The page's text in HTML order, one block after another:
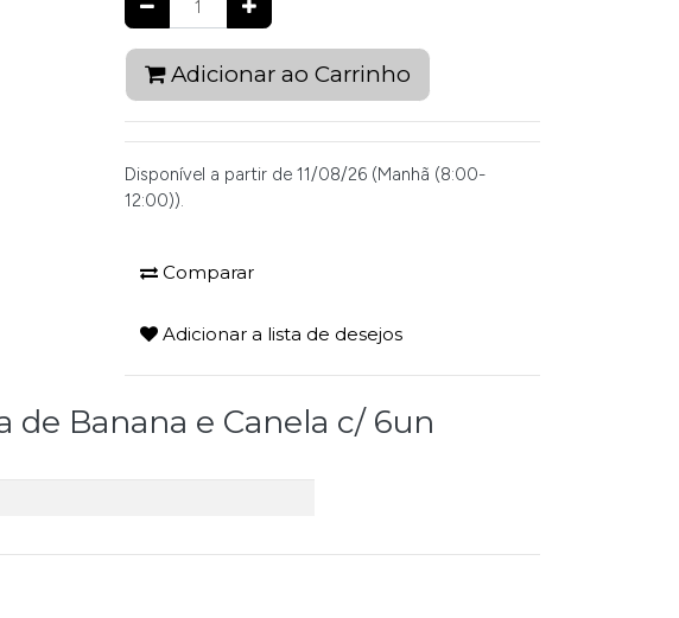
Adicionar ao Carrinho
Disponível a partir de 11/08/26 (Manhã (8:00-
12:00)).
Comparar
Adicionar a lista de desejos
de Banana e Canela c/ 6un